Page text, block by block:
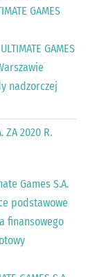
GAMES
GAMES
nadzorczej
ZA 2020 R.
Games S.A.
podstawowe
finansowego